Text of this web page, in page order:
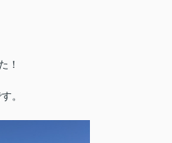
！
。